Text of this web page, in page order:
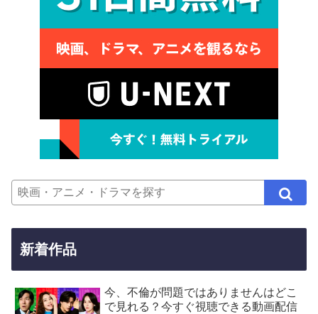
新着作品
今、不倫が問題ではありませんはどこ
で見れる？今すぐ視聴できる動画配信